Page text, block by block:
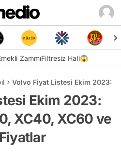
ZammıFiltresiz Hali😱
Volvo Fiyat Listesi Ekim 2023:
Ekim 2023:
XC40, XC60 ve